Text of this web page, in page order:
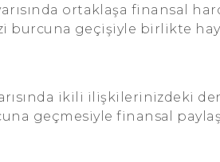
ortaklaşa finansal
burcuna geçişiyle birlikte
ikili ilişkilerinizdeki
geçmesiyle finansal